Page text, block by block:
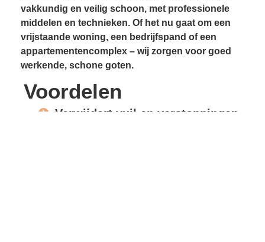
vakkundig en veilig schoon, met professionele
middelen en technieken. Of het nu gaat om een
vrijstaande woning, een bedrijfspand of een
appartementencomplex – wij zorgen voor goed
werkende, schone goten.
Voordelen
Verwijdert vuil en verstoppingen